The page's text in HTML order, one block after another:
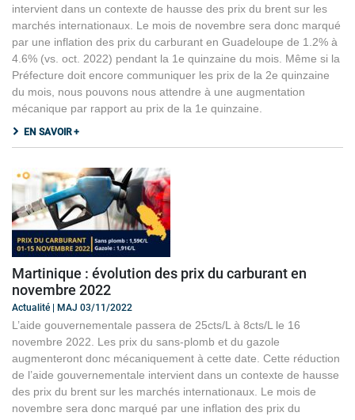
intervient dans un contexte de hausse des prix du brent sur les
marchés internationaux. Le mois de novembre sera donc marqué
par une inflation des prix du carburant en Guadeloupe de 1.2% à
4.6% (vs. oct. 2022) pendant la 1e quinzaine du mois. Même si la
Préfecture doit encore communiquer les prix de la 2e quinzaine
du mois, nous pouvons nous attendre à une augmentation
mécanique par rapport au prix de la 1e quinzaine.
EN SAVOIR +
Martinique : évolution des prix du carburant en
novembre 2022
Actualité | MAJ 03/11/2022
L’aide gouvernementale passera de 25cts/L à 8cts/L le 16
novembre 2022. Les prix du sans-plomb et du gazole
augmenteront donc mécaniquement à cette date. Cette réduction
de l’aide gouvernementale intervient dans un contexte de hausse
des prix du brent sur les marchés internationaux. Le mois de
novembre sera donc marqué par une inflation des prix du